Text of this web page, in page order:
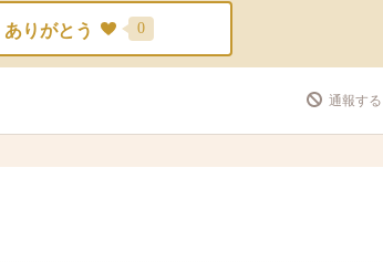
ありがとう 0
通報する